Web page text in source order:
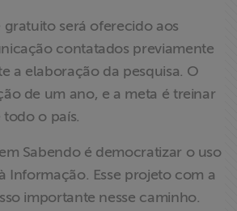
será oferecido aos
contatados previamente
a elaboração da pesquisa. O
de um ano, e a meta é treinar
o país.
Sabendo é democratizar o uso
Informação. Esse projeto com a
importante nesse caminho.